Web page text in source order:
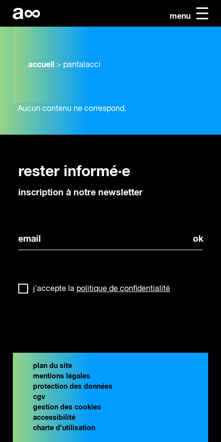
menu
accueil > pantalacci
Aucun contenu ne correspond.
rester informé·e
inscription à notre newsletter
j'accepte la politique de confidentialité
plan du site
mentions légales
protection des données
cgv
gestion des cookies
accessibilité
charte d’utilisation